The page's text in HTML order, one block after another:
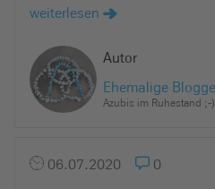
weiterlesen
Autor
Ehemalige
Azubis im Ruhestand ;-)
06.07.2020 0